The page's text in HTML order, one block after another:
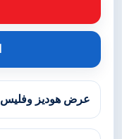
عرض هوديز وفليس